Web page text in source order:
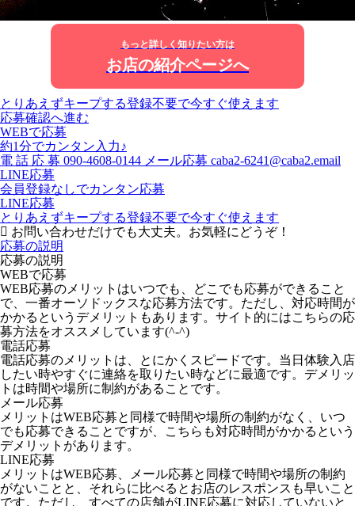
もっと詳しく知りたい方は
お店の紹介ページへ
とりあえずキープする登録不要で今すぐ使えます
応募確認へ進む
WEBで応募
約1分でカンタン入力♪
電 話 応 募 090-4608-0144 メール応募 caba2-6241@caba2.email
LINE応募
会員登録なしでカンタン応募
LINE応募
とりあえずキープする登録不要で今すぐ使えます
お問い合わせだけでも大丈夫。お気軽にどうぞ！
応募の説明
応募の説明
WEBで応募
WEB応募のメリットはいつでも、どこでも応募ができること
で、一番オーソドックスな応募方法です。ただし、対応時間が
かかるというデメリットもあります。サイト的にはこちらの応
募方法をオススメしています(^-^)
電話応募
電話応募のメリットは、とにかくスピードです。当日体験入店
したい時やすぐに連絡を取りたい時などに最適です。デメリッ
トは時間や場所に制約があることです。
メール応募
メリットはWEB応募と同様で時間や場所の制約がなく、いつ
でも応募できることですが、こちらも対応時間がかかるという
デメリットがあります。
LINE応募
メリットはWEB応募、メール応募と同様で時間や場所の制約
がないことと、それらに比べるとお店のレスポンスも早いこと
です。ただし、すべての店舗がLINE応募に対応していないと